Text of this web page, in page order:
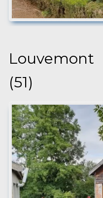
Louvemont
(51)